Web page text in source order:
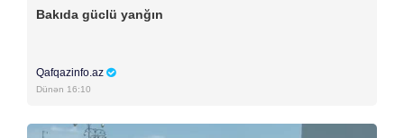
Bakıda güclü yanğın
Qafqazinfo.az
Dünən 16:10